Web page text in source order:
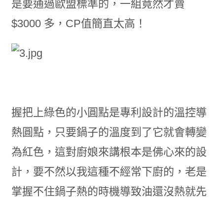
是要通過歐盟標準的，一組竟然才賣
$3000 多，CP值簡直太高！
握把上綠色的小圓點是專利設計的溫控導
熱圓點，只要鍋子的溫度到了它就會轉變
為紅色，這對廚娘來講根本是佛心來的設
計，要不然以我這種不經常下廚的，老是
掌握不住鍋子熱的時機導致油還沒熱就先